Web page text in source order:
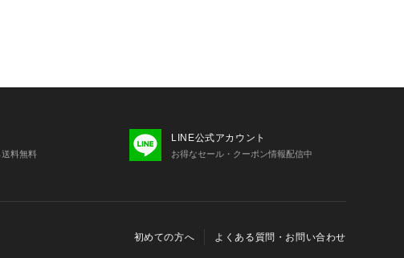
送料無料
LINE公式アカウント
お得なセール・クーポン情報配信中
初めての方へ よくある質問・お問い合わせ